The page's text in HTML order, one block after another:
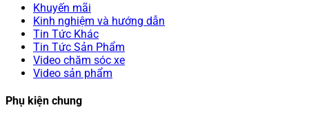
Khuyến mãi
Kinh nghiệm và hướng dẫn
Tin Tức Khác
Tin Tức Sản Phẩm
Video chăm sóc xe
Video sản phẩm
Phụ kiện chung